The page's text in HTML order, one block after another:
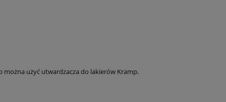
można użyć utwardzacza do lakierów Kramp.